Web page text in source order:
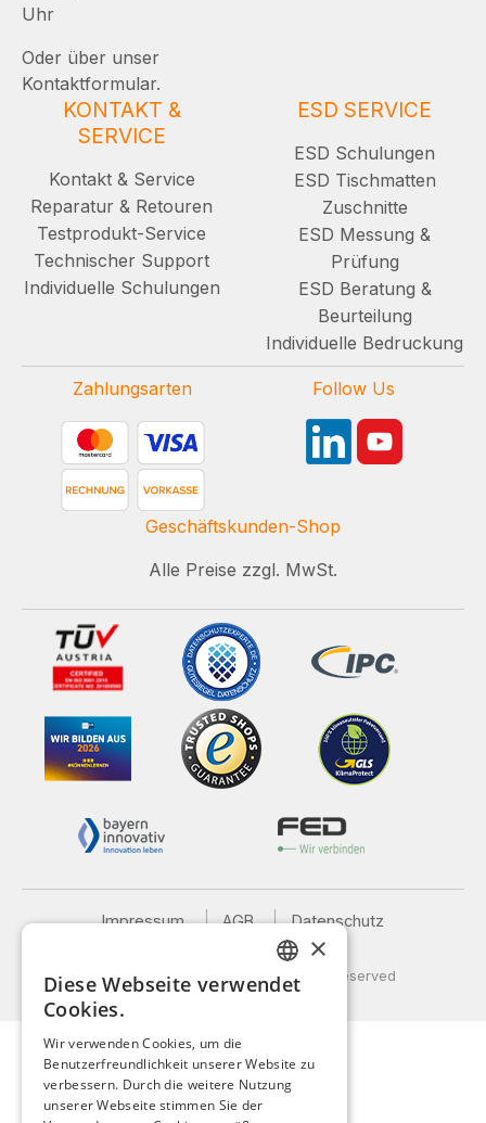
Uhr
Oder über unser
Kontaktformular.
KONTAKT &
SERVICE
Kontakt & Service
Reparatur & Retouren
Testprodukt-Service
Technischer Support
Individuelle Schulungen
ESD SERVICE
ESD Schulungen
ESD Tischmatten
Zuschnitte
ESD Messung &
Prüfung
ESD Beratung &
Beurteilung
Individuelle Bedruckung
Zahlungsarten Follow Us
Geschäftskunden-Shop
Alle Preise zzgl. MwSt.
Impressum AGB
Datenschutz
Versand und Zahlung
© 2026 Weidinger GmbH, All Rights Reserved
GERMAN
FRENCH
×
Diese Webseite verwendet
Cookies.
Wir verwenden Cookies, um die
Benutzerfreundlichkeit unserer Website zu
verbessern. Durch die weitere Nutzung
unserer Webseite stimmen Sie der